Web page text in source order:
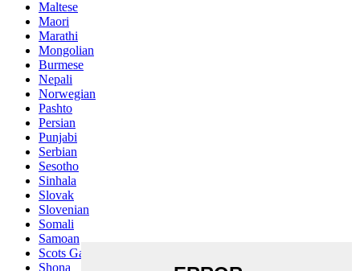
Maltese
Maori
Marathi
Mongolian
Burmese
Nepali
Norwegian
Pashto
Persian
Punjabi
Serbian
Sesotho
Sinhala
Slovak
Slovenian
Somali
Samoan
Scots Gaelic
Shona